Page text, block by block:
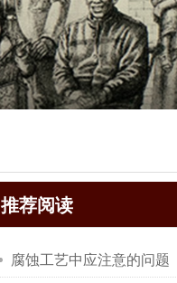
推荐阅读
腐蚀工艺中应注意的问题